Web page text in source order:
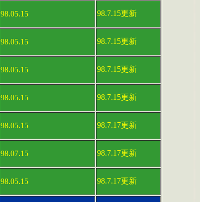
98.05.15 98.7.15更新
98.05.15 98.7.15更新
98.05.15 98.7.15更新
98.05.15 98.7.15更新
98.05.15 98.7.17更新
98.07.15 98.7.17更新
98.05.15 98.7.17更新